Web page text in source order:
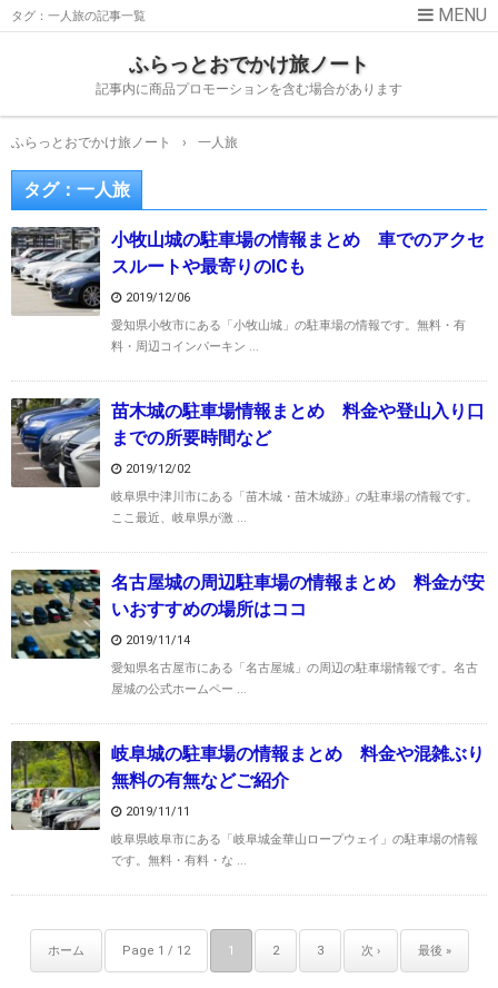
タグ：一人旅の記事一覧
ふらっとおでかけ旅ノート
記事内に商品プロモーションを含む場合があります
ふらっとおでかけ旅ノート › 一人旅
タグ：一人旅
小牧山城の駐車場の情報まとめ 車でのアクセ
スルートや最寄りのICも
2019/12/06
愛知県小牧市にある「小牧山城」の駐車場の情報です。無料・有
料・周辺コインパーキン ...
苗木城の駐車場情報まとめ 料金や登山入り口
までの所要時間など
2019/12/02
岐阜県中津川市にある「苗木城・苗木城跡」の駐車場の情報です。
ここ最近、岐阜県が激 ...
名古屋城の周辺駐車場の情報まとめ 料金が安
いおすすめの場所はココ
2019/11/14
愛知県名古屋市にある「名古屋城」の周辺の駐車場情報です。名古
屋城の公式ホームペー ...
岐阜城の駐車場の情報まとめ 料金や混雑ぶり
無料の有無などご紹介
2019/11/11
岐阜県岐阜市にある「岐阜城金華山ロープウェイ」の駐車場の情報
です。無料・有料・な ...
ホーム Page 1 / 12 1 2 3 次 › 最後 »